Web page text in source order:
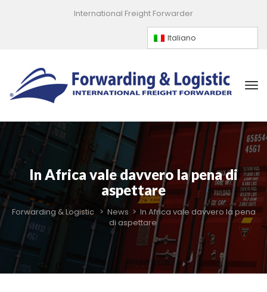
International Freight Forwarder
Italiano
In Africa vale davvero la pena di
aspettare
Forwarding & Logistic > New > In Africa vale davvero la pena
di aspettare